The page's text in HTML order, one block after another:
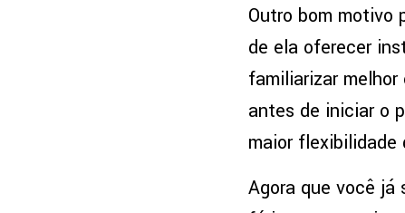
Outro bom motivo
de ela oferecer
familiarizar
antes de iniciar o
maior flexibilidade
Agora que você já